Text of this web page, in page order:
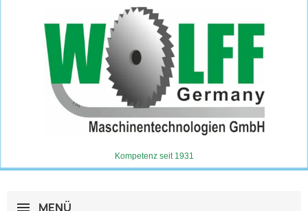
Kompetenz seit 1931
MENÜ